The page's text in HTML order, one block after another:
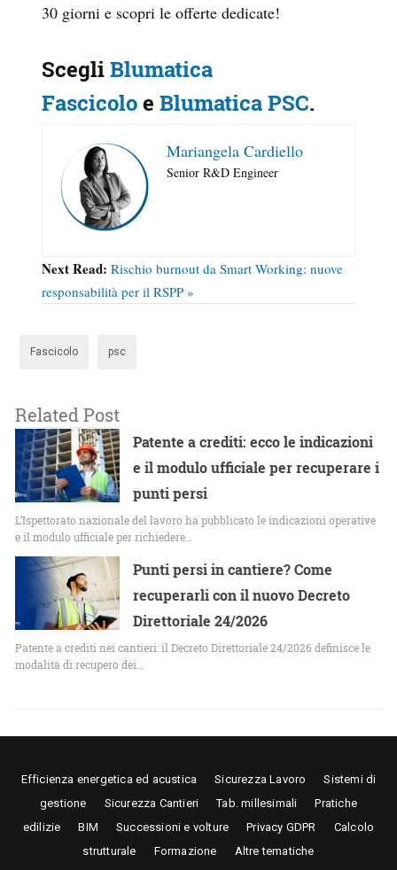
30 giorni e scopri le offerte dedicate!
ScegliBlumatica
Fascicoloe Blumatica PSC.
Mariangela Cardiello
Senior R&D Engineer
Next Read: Rischio burnout da Smart Working: nuove
responsabilità per il RSPP »
Fascicolo psc
Related Post
Patente a crediti: ecco le indicazioni
e il modulo ufficiale per recuperare i
punti persi
L’Ispettorato nazionale del lavoro ha pubblicato le indicazioni operative
e il modulo ufficiale per richiedere…
Punti persi in cantiere? Come
recuperarli con il nuovo Decreto
Direttoriale 24/2026
Patente a crediti nei cantieri: il Decreto Direttoriale 24/2026 definisce le
modalità di recupero dei…
Efficienza energetica ed acustica Sicurezza Lavoro
Sistemi di
gestione
Sicurezza Cantieri Tab. millesimali
Pratiche
edilizie
BIM Successioni e volture Privacy GDPR
Calcolo
strutturale
Formazione Altre tematiche